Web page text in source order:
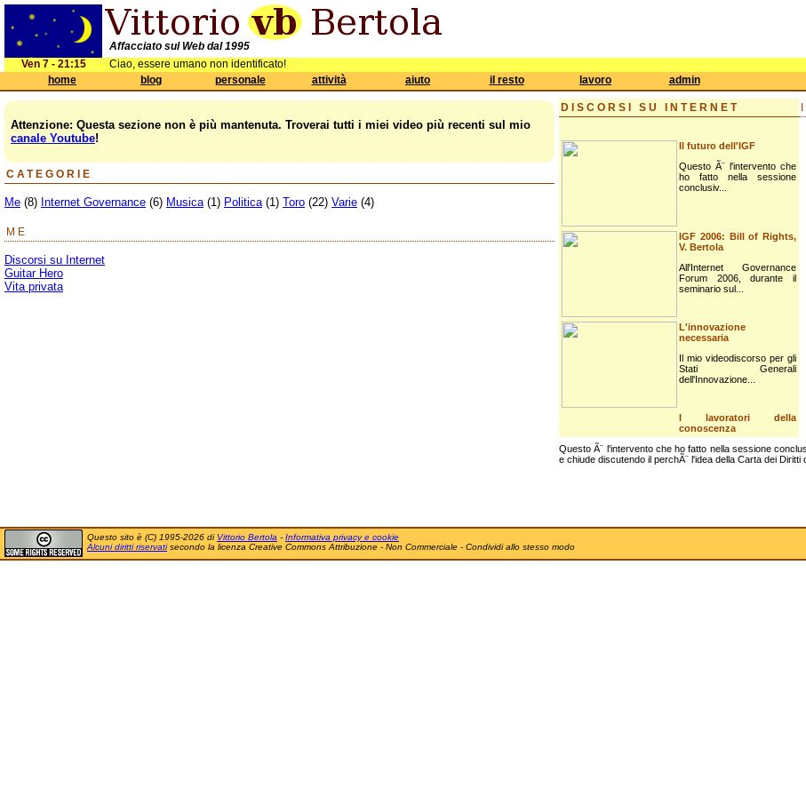
Affacciato sul Web dal 1995
Ven 7 - 21:15
Ciao, essere umano non identificato!
home
blog personale attività aiuto il resto lavoro admin
Attenzione: Questa sezione non è più mantenuta. Troverai tutti i miei video più recenti sul mio
canale Youtube!
CATEGORIE
Me (8) Internet Governance (6) Musica(1) Politica(1) Toro (22) Varie (4)
ME
Discorsi su Internet
Guitar Hero
Vita privata
DISCORSI SU INTERNET
Il futuro dell'IGF
Questo Ã¨ l'intervento che
ho fatto nella sessione
conclusiv...
IGF 2006: Bill of Rights,
V. Bertola
All'Internet Governance
Forum 2006, durante il
seminario sul...
L'innovazione
necessaria
Il mio videodiscorso per gli
Stati Generali
dell'Innovazione...
I lavoratori della
conoscenza
Questo è il video del mio
intervento al convegno
Questo Ã¨ l'intervento che ho fatto nella sessione
e chiude discutendo il perchÃ¨ l'idea della Carta dei Diritti
Questo sito è (C) 1995-2026 di Vittorio Bertola - Informativa privacy e cookie
Alcuni diritti riservatisecondo la licenza Creative Commons Attribuzione - Non Commerciale - Condividi allo stesso modo